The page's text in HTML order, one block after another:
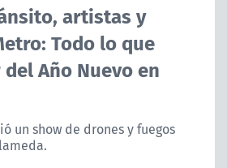
artistas y
Todo lo que
Año Nuevo en
un show de drones y fuegos